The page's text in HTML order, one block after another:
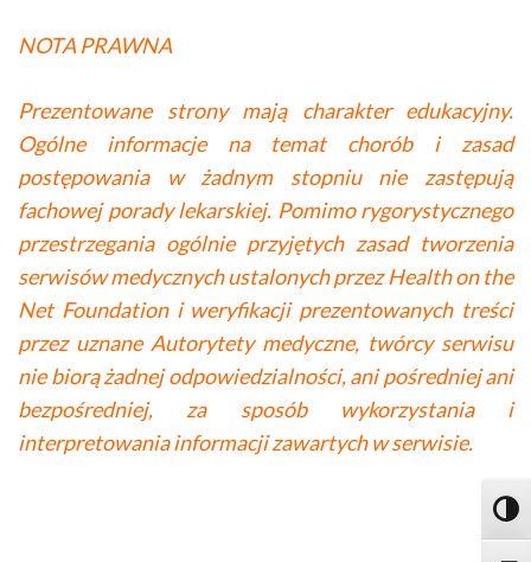
NOTA PRAWNA
Prezentowane strony mają charakter edukacyjny.
Ogólne informacje na temat chorób i zasad
postępowania w żadnym stopniu nie zastępują
fachowej porady lekarskiej. Pomimo rygorystycznego
przestrzegania ogólnie przyjętych zasad tworzenia
serwisów medycznych ustalonych przez Health on the
Net Foundation i weryfikacji prezentowanych treści
przez uznane Autorytety medyczne, twórcy serwisu
nie biorą żadnej odpowiedzialności, ani pośredniej ani
bezpośredniej, za sposób wykorzystania i
interpretowania informacji zawartych w serwisie.